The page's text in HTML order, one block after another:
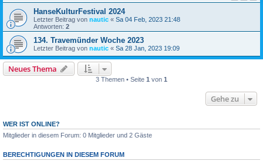
HanseKulturFestival 2024
Letzter Beitrag von nautic « Sa 04 Feb, 2023 21:48
Antworten: 2
134. Travemünder Woche 2023
Letzter Beitrag von nautic « Sa 28 Jan, 2023 19:09
Neues Thema
3 Themen • Seite 1 von 1
Gehe zu
WER IST ONLINE?
Mitglieder in diesem Forum: 0 Mitglieder und 2 Gäste
BERECHTIGUNGEN IN DIESEM FORUM